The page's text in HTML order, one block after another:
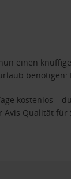
einen
benötigen:
kostenlos –
Qualität für